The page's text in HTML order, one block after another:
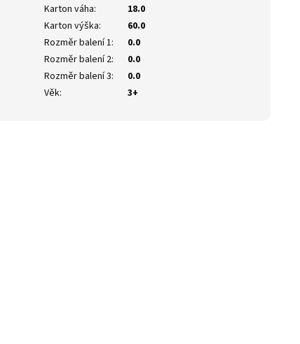
Karton váha:
18.0
Karton výška:
60.0
Rozměr balení 1:
0.0
Rozměr balení 2:
0.0
Rozměr balení 3:
0.0
Věk: 3+